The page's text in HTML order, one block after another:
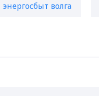
энергосбыт волга